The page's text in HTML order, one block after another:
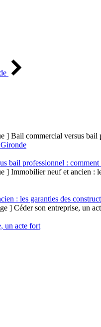
bail professionnel :
: les garanties des
un acte fort